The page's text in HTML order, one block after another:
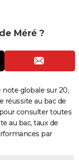
Méré ?
globale sur 20,
réussite au bac de
consulter toutes
au bac, taux de
par